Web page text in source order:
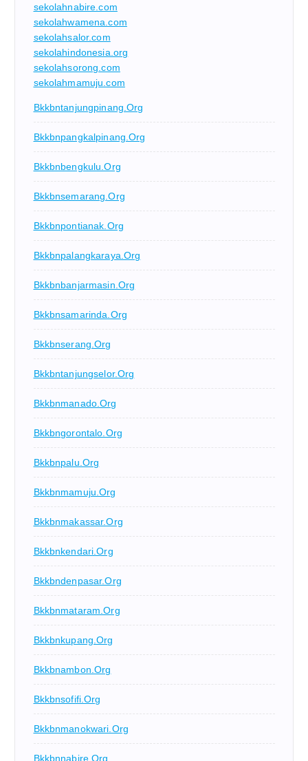
sekolahnabire.com
sekolahwamena.com
sekolahsalor.com
sekolahindonesia.org
sekolahsorong.com
sekolahmamuju.com
Bkkbntanjungpinang.org
Bkkbnpangkalpinang.org
Bkkbnbengkulu.org
Bkkbnsemarang.org
Bkkbnpontianak.org
Bkkbnpalangkaraya.org
Bkkbnbanjarmasin.org
Bkkbnsamarinda.org
Bkkbnserang.org
Bkkbntanjungselor.org
Bkkbnmanado.org
Bkkbngorontalo.org
Bkkbnpalu.org
Bkkbnmamuju.org
Bkkbnmakassar.org
Bkkbnkendari.org
Bkkbndenpasar.org
Bkkbnmataram.org
Bkkbnkupang.org
Bkkbnambon.org
Bkkbnsofifi.org
Bkkbnmanokwari.org
Bkkbnnabire.org